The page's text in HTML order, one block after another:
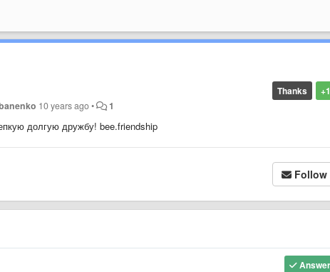
+1
Thanks
10 years ago• 1
долгую дружбу! bee.friendship
Follow
Answer